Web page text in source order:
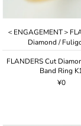
＜ENGAGEMENT＞
Diamond /
FLANDERS Cut
Band Ring
¥0